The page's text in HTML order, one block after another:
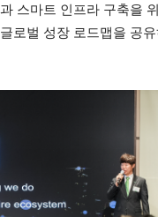
스마트 인프라 구축을
로벌 성장 로드맵을 공